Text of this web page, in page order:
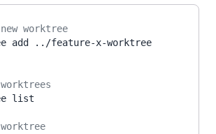
worktree
add ../feature-x-worktree
list
worktree